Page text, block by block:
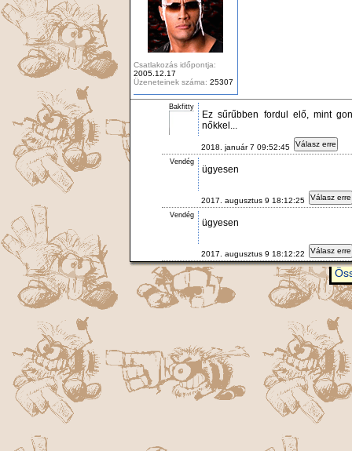
Csatlakozás időpontja:
2005.12.17
Üzeneteinek száma: 25307
Bakfitty
Ez sűrűbben fordul elő, mint
nőkkel...
2018. január 7 09:52:45 Válasz erre
Vendég
ügyesen
2017. augusztus 9 18:12:25 Válasz erre
Vendég
ügyesen
2017. augusztus 9 18:12:22 Válasz erre